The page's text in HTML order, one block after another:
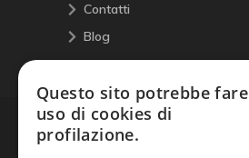
Contatti
Blog
Questo sito potrebbe fare
uso di cookies di
profilazione.